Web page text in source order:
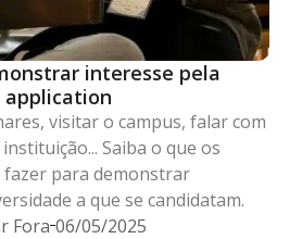
interesse pela
application
visitar o campus, falar com
Saiba o que os
para demonstrar
a que se candidatam.
Fora 06/05/2025